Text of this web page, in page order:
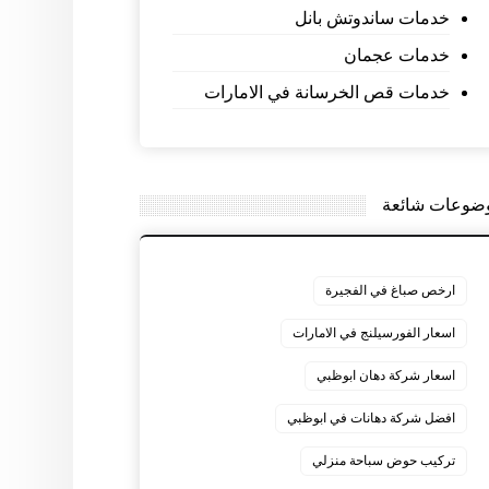
خدمات ساندوتش بانل
خدمات عجمان
خدمات قص الخرسانة في الامارات
شائعة
ارخص صباغ في الفجيرة
اسعار الفورسيلنج في الامارات
اسعار شركة دهان ابوظبي
افضل شركة دهانات في ابوظبي
تركيب حوض سباحة منزلي